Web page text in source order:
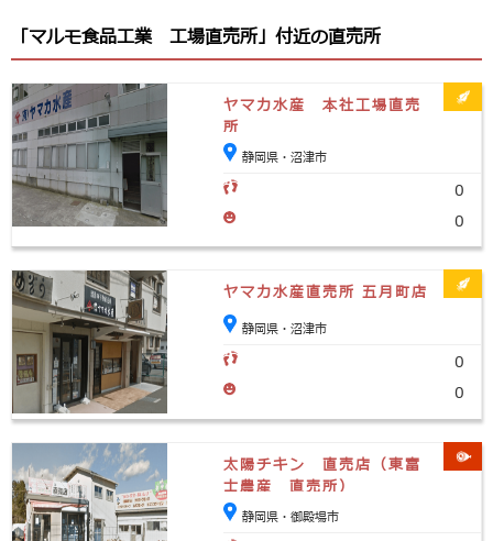
「マルモ食品工業 工場直売所」付近の直売所
ヤマカ水産 本社工場直売
所
静岡県・沼津市
0
0
ヤマカ水産直売所 五月町店
静岡県・沼津市
0
0
太陽チキン 直売店（東富
士農産 直売所）
静岡県・御殿場市